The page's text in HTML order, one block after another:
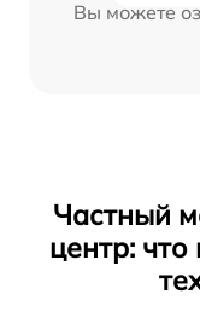
Вы можете
Частный
центр: